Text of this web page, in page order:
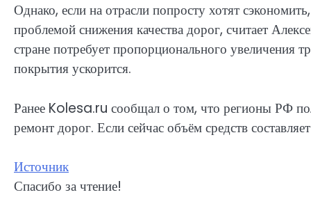
Однако, если на отрасли попросту хотят
проблемой снижения качества дорог, считает
стране потребует пропорционального увеличения
покрытия ускорится.
Ранее Kolesa.ru сообщал о том, что регионы РФ
ремонт дорог. Если сейчас объём средств
Источник
Спасибо за чтение!